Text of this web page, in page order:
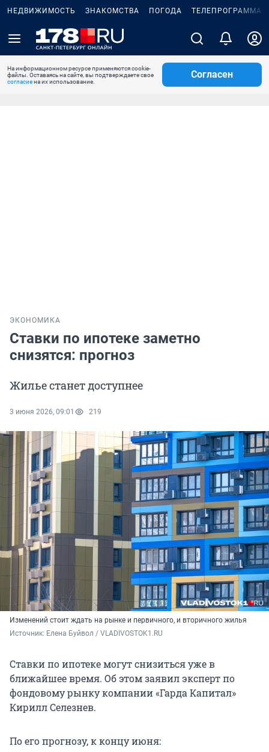
НЕДВИЖИМОСТЬ ЗНАКОМСТВА ПОГОДА ТЕЛЕПРОГРАММА
На информационном ресурсе применяются cookie-
файлы. Оставаясь на сайте, вы подтверждаете свое
согласиена их использование.
Согласен
ЭКОНОМИКА
Ставки по ипотеке заметно
снизятся: прогноз
Жилье станет доступнее
3 июня 2026, 09:01 219
Изменений стоит ждать на рынке и первичного, и вторичного жилья
Источник: Елена Буйвол / VLADIVOSTOK1.RU
Ставки по ипотеке могут снизиться уже в
ближайшее время. Об этом заявил эксперт по
фондовому рынку компании «Гарда Капитал»
Кирилл Селезнев.
По его прогнозу, к концу июня: